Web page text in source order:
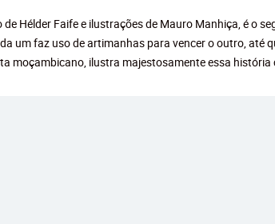
Hélder Faife e ilustrações de Mauro Manhiça, é o
um faz uso de artimanhas para vencer o outro, até
moçambicano, ilustra majestosamente essa